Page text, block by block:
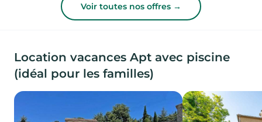
Voir toutes nos offres →
Location vacances Apt avec piscine
(idéal pour les familles)